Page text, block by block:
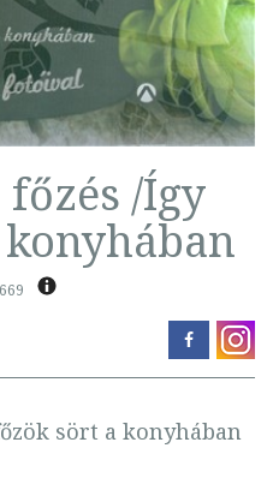
főzés /Így
sört a konyhában